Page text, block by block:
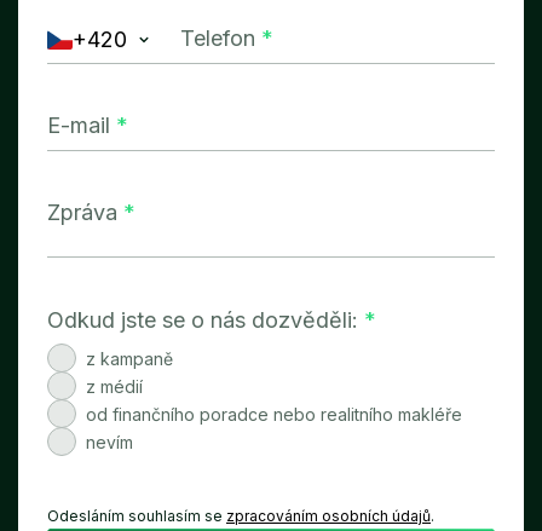
Telefon *
+420
E-mail *
Zpráva *
Odkud jste se o nás dozvěděli: *
z kampaně
z médií
od finančního poradce nebo realitního makléře
nevím
Odesláním souhlasím se zpracováním osobních údajů.